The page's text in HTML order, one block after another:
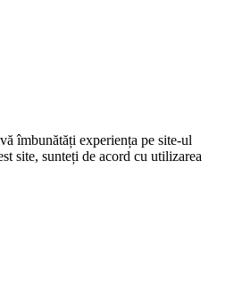
îmbunătăți experiența pe site-ul
site, sunteți de acord cu utilizarea